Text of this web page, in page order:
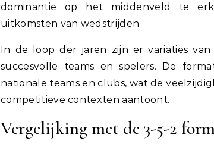
dominantie op het middenveld te
uitkomsten van wedstrijden.
In de loop der jaren zijn ervariaties van
succesvolle teams en spelers. De
nationale teams en clubs, wat de
competitieve contexten aantoont.
Vergelijking met de 3-5-2